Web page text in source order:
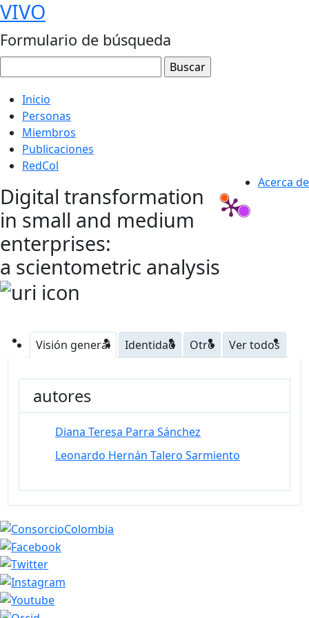
VIVO
Formulario de búsqueda
Inicio
Personas
Miembros
Publicaciones
RedCol
Acerca de
Digital transformation
in small and medium
enterprises:
a scientometric analysis
Visión general Identidad Otro Ver todos
autores
Diana Teresa Parra Sánchez
Leonardo Hernán Talero Sarmiento